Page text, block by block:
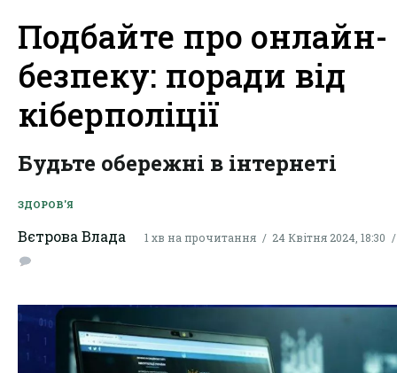
Подбайте про онлайн-
безпеку: поради від
кіберполіції
Будьте обережні в інтернеті
ЗДОРОВ'Я
Вєтрова Влада 1 хв на прочитання 24 Квітня 2024, 18:30